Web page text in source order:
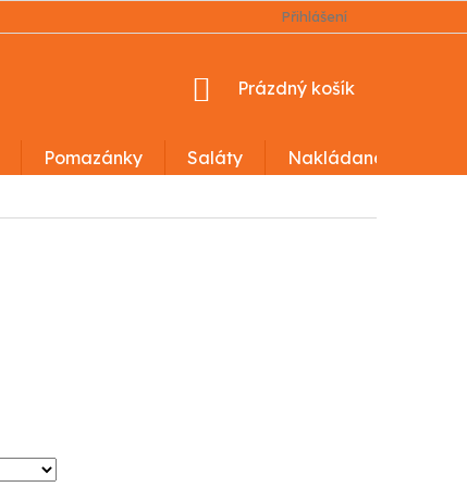
PODMÍNKY OCHRANY OSOBNÍCH
Přihlášení
NÁKUPNÍ
Prázdný košík
Pomazánky Saláty Nakládané výrobky